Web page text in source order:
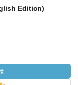
Edition)